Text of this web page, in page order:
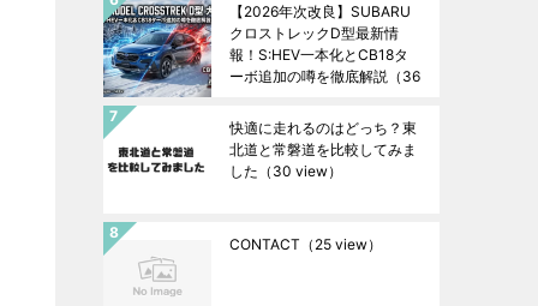
【2026年次改良】SUBARU
クロストレックD型最新情
報！S:HEV一本化とCB18タ
ーボ追加の噂を徹底解説 （36
快適に走れるのはどっち？東
北道と常磐道を比較してみま
した （30 view）
CONTACT （25 view）